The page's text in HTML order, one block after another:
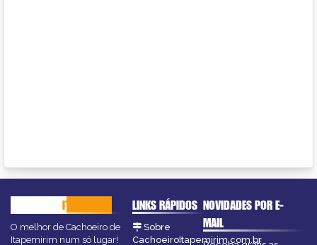
ITAPEMIRIM
O melhor de Cachoeiro de
Itapemirim num só lugar!
LINKS RÁPIDOS
Sobre
CachoeiroItapemirim.com.br
NOVIDADES POR E-
MAIL